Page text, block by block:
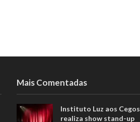
Mais Comentadas
Instituto Luz aos Cegos
realiza show stand-up